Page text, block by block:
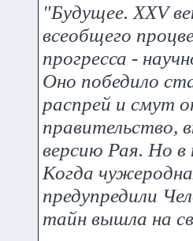
"Будущее. XXV
всеобщего
прогресса -
Оно победило
распрей и смут
правительство,
версию Рая. Но в
Когда
предупредили
тайн вышла на